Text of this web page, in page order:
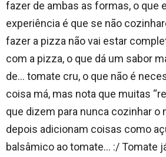
fazer de ambas as formas, o que
experiência é que se não
fazer a pizza não vai estar
com a pizza, o que dá um sabor
de… tomate cru, o que não é
coisa má, mas nota que muitas
que dizem para nunca cozinhar o
depois adicionam coisas como
balsâmico ao tomate… :/ Tomate